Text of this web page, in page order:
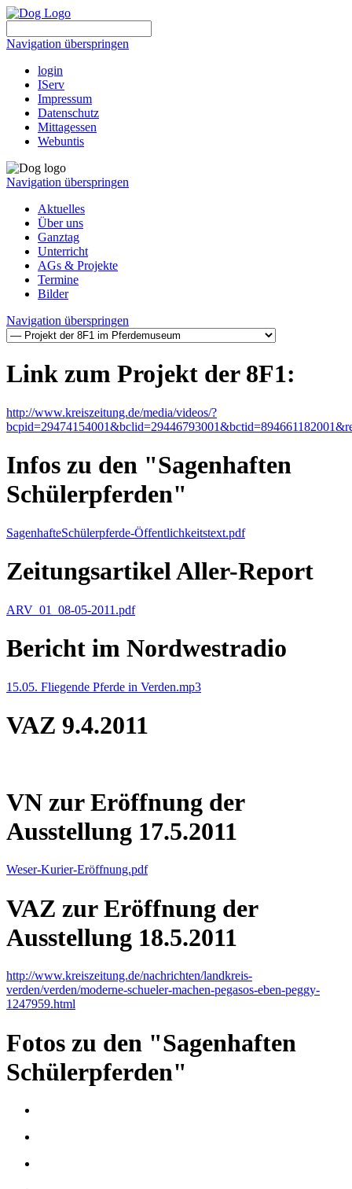
Navigation überspringen
login
IServ
Impressum
Datenschutz
Mittagessen
Webuntis
Navigation überspringen
Aktuelles
Über uns
Ganztag
Unterricht
AGs & Projekte
Termine
Bilder
Navigation überspringen
Link zum Projekt der 8F1:
http://www.kreiszeitung.de/media/videos/?
Infos zu den "Sagenhaften
Schülerpferden"
SagenhafteSchülerpferde-Öffentlichkeitstext.pdf
Zeitungsartikel Aller-Report
ARV_01_08-05-2011.pdf
Bericht im Nordwestradio
15.05. Fliegende Pferde in Verden.mp3
VAZ 9.4.2011
VN zur Eröffnung der
Ausstellung 17.5.2011
Weser-Kurier-Eröffnung.pdf
VAZ zur Eröffnung der
Ausstellung 18.5.2011
http://www.kreiszeitung.de/nachrichten/landkreis-
verden/verden/moderne-schueler-machen-pegasos-eben-peggy-
1247959.html
Fotos zu den "Sagenhaften
Schülerpferden"